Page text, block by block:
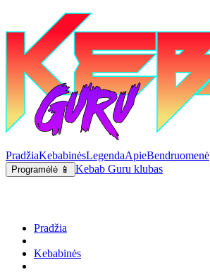
PradžiaKebabinėsLegendaApieBendruomenė
Programėlė 📱 Kebab Guru klubas
Pradžia
Kebabinės